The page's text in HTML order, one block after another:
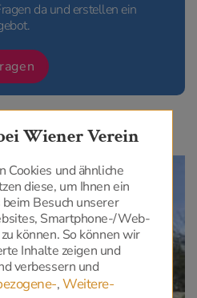
da und erstellen ein
Themen
Wiener Verein
Cookies und ähnliche
diese, um Ihnen ein
Besuch unserer
Smartphone-/Web-
können. So können wir
Inhalte zeigen und
verbessern und
,Weitere-